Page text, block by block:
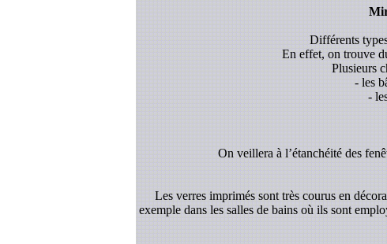
Différents
En effet, on trouve
Plusieurs
- les
-
On veillera à l’étanchéité des
Les verres imprimés sont très courus en
exemple dans les salles de bains où ils sont